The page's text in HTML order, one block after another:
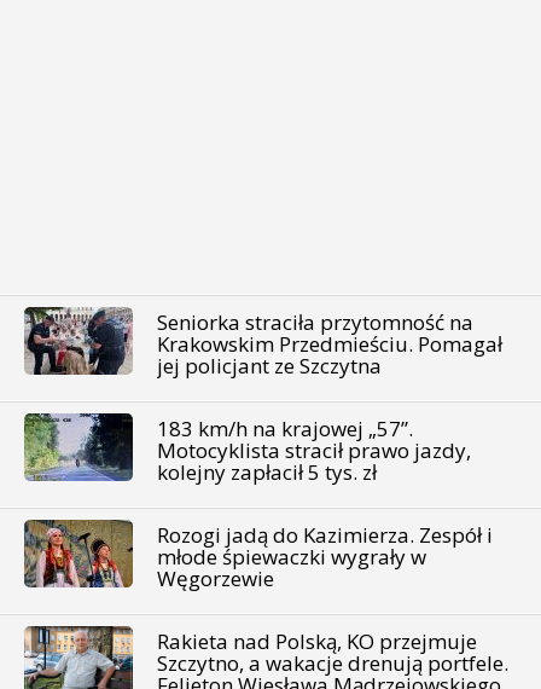
Seniorka straciła przytomność na
Krakowskim Przedmieściu. Pomagał
jej policjant ze Szczytna
183 km/h na krajowej „57”.
Motocyklista stracił prawo jazdy,
kolejny zapłacił 5 tys. zł
Rozogi jadą do Kazimierza. Zespół i
młode śpiewaczki wygrały w
Węgorzewie
Rakieta nad Polską, KO przejmuje
Szczytno, a wakacje drenują portfele.